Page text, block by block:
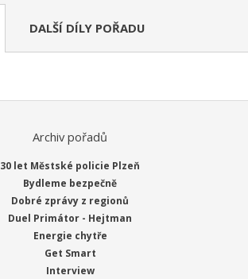
DALŠÍ DÍLY POŘADU
Archiv pořadů
30 let Městské policie Plzeň
Bydleme bezpečně
Dobré zprávy z regionů
Duel Primátor - Hejtman
Energie chytře
Get Smart
Interview